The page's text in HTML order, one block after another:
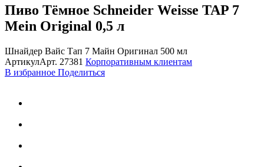
Пиво Тёмное Schneider Weisse TAP 7
Mein Original 0,5 л
Шнайдер Вайс Тап 7 Майн Оригинал 500 мл
АртикулАрт. 27381 Корпоративным клиентам
В избранное Поделиться